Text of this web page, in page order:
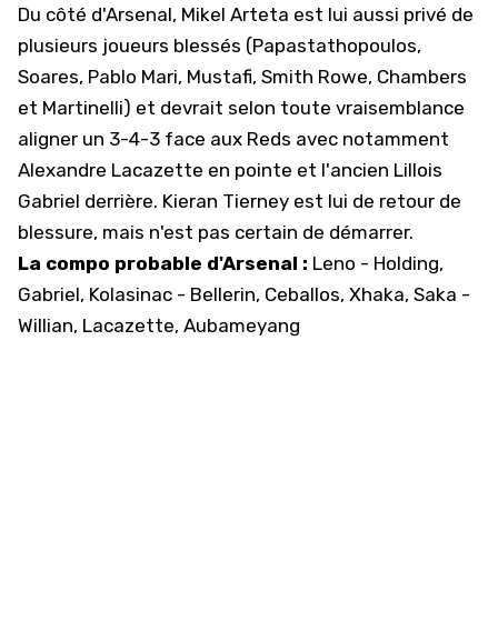
Du côté d'Arsenal, Mikel Arteta est lui aussi privé de
plusieurs joueurs blessés (Papastathopoulos,
Soares, Pablo Mari, Mustafi, Smith Rowe, Chambers
et Martinelli) et devrait selon toute vraisemblance
aligner un 3-4-3 face aux Reds avec notamment
Alexandre Lacazette en pointe et l'ancien Lillois
Gabriel derrière. Kieran Tierney est lui de retour de
blessure, mais n'est pas certain de démarrer.
La compo probable d'Arsenal : Leno - Holding,
Gabriel, Kolasinac - Bellerin, Ceballos, Xhaka, Saka -
Willian, Lacazette, Aubameyang